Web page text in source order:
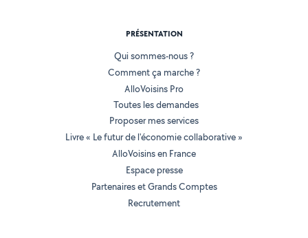
PRÉSENTATION
Qui sommes-nous ?
Comment ça marche ?
AlloVoisins Pro
Toutes les demandes
Proposer mes services
Livre « Le futur de l'économie collaborative »
AlloVoisins en France
Espace presse
Partenaires et Grands Comptes
Recrutement